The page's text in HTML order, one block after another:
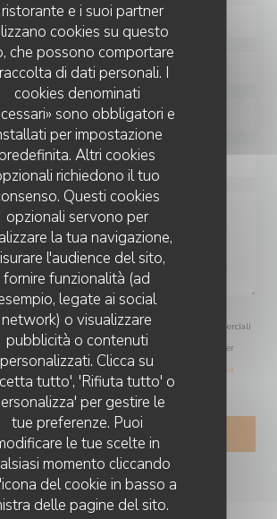
e i suoi partner
cookies su questo
che possono comportare
di dati personali. I
cookies denominati
sono obbligatori e
per impostazione
predefinita. Altri cookies
richiedono il tuo
Questi cookies
opzionali servono per
la tua navigazione,
l'audience del sito,
fornire funzionalità (ad
legate ai social
network) o visualizzare
pubblicità o contenuti
personalizzati. Clicca su
tutto', 'Rifiuta tutto' o
per gestire le
tue preferenze. Puoi
le tue scelte in
momento cliccando
del cookie in basso a
delle pagine del sito.
Consumo, hai il diritto di opporti alle chiamate commerciali
delle Opposizioni: registrodelleopposizioni.it
. Per
trattamento dei tuoi dati, consulta la nostra
informativa
O'CHAROLAIS